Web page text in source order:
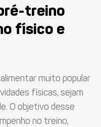
treino
físico e
muito popular
físicas, sejam
O objetivo desse
no treino,